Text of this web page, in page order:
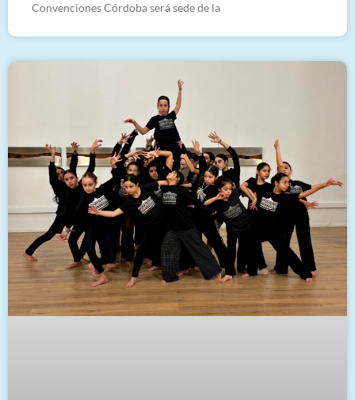
Convenciones Córdoba será sede de la